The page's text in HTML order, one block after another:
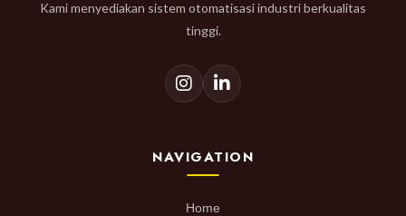
Kami menyediakan sistem otomatisasi industri berkualitas
tinggi.
NAVIGATION
Home